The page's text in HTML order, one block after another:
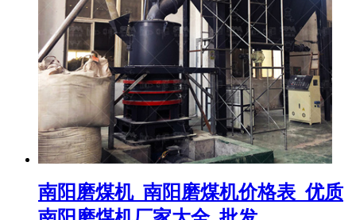
南阳磨煤机_南阳磨煤机价格表_优质